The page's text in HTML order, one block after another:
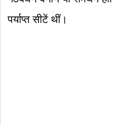
पर्याप्त सीटें थीं।